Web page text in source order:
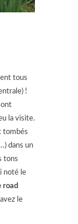
tous
!
la visite.
tombés
dans un
tons
noté le
road
le